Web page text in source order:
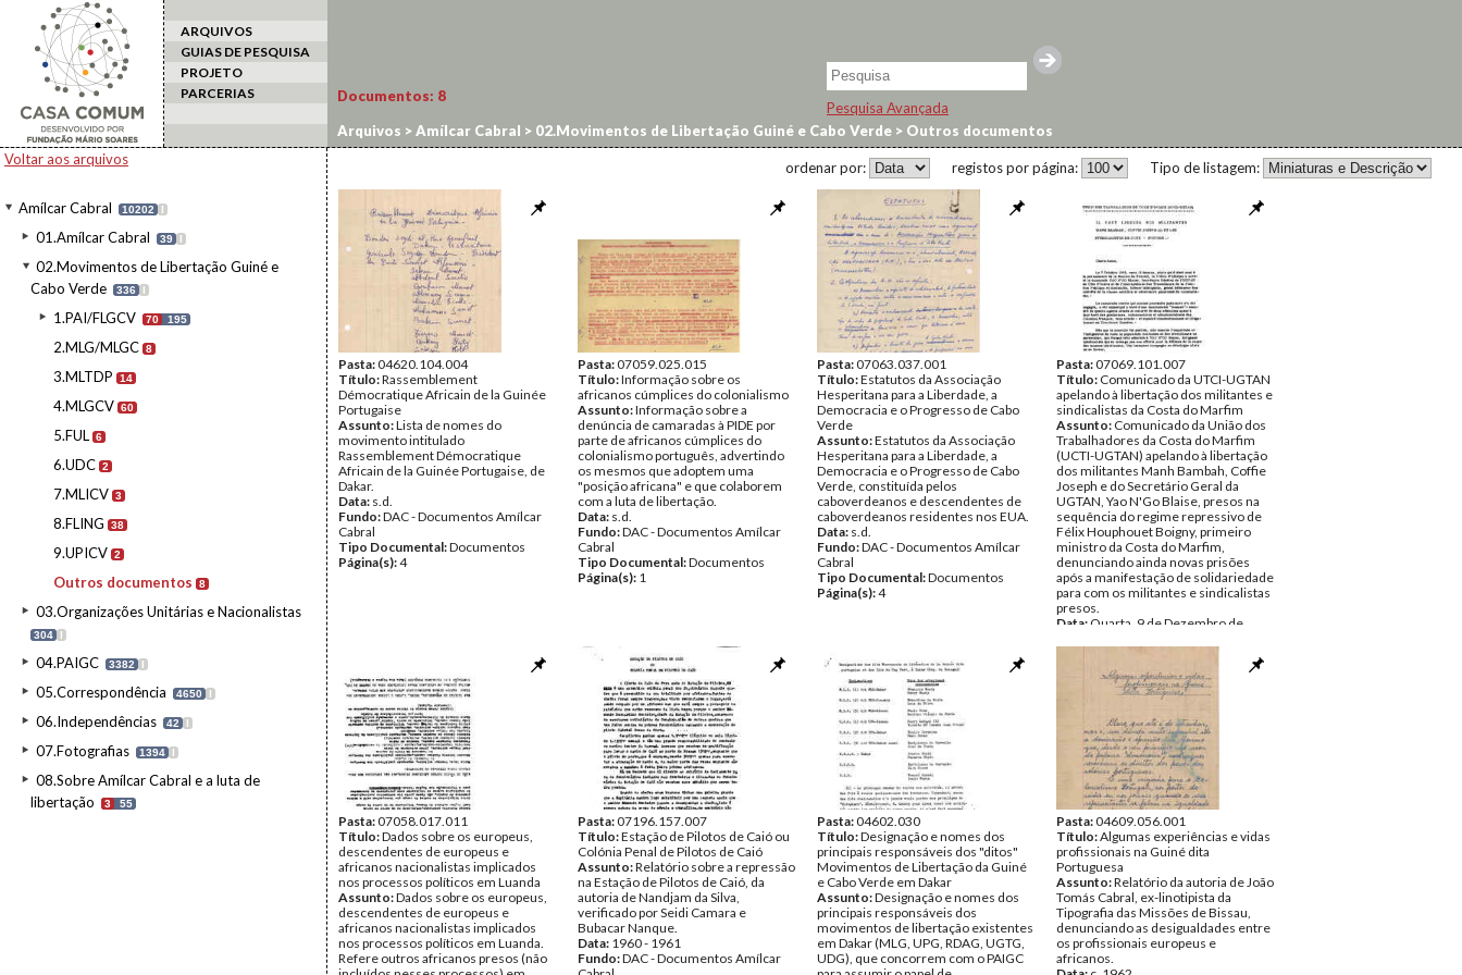
ARQUIVOS
GUIAS DE PESQUISA
PROJETO
PARCERIAS
Pesquisa Avançada
Voltar aos arquivos
Amílcar Cabral 10202 I
01.Amílcar Cabral 39 I
02.Movimentos de Libertação Guiné e
Cabo Verde
336 I
1.PAI/FLGCV 70 195
2.MLG/MLGC 8
3.MLTDP 14
4.MLGCV 60
5.FUL 6
6.UDC 2
7.MLICV 3
8.FLING 38
9.UPICV 2
Outros documentos 8
03.Organizações Unitárias e Nacionalistas
304 I
04.PAIGC 3382 I
05.Correspondência 4650 I
06.Independências 42 I
07.Fotografias 1394 I
08.Sobre Amílcar Cabral e a luta de
libertação
3 55
Documentos: 8
Arquivos >Amílcar Cabral > 02.Movimentos de Libertação Guiné e Cabo Verde > Outros documentos
Tipo de listagem:
registos por página:
ordenar por:
Pasta:04620.104.004
Título:Rassemblement
Démocratique Africain de la Guinée
Portugaise
Assunto:Lista de nomes do
movimento intitulado
Rassemblement Démocratique
Africain de la Guinée Portugaise, de
Dakar.
Data: s.d.
Fundo:DAC - Documentos Amílcar
Cabral
Tipo Documental:Documentos
Página(s):4
Pasta:07059.025.015
Título:Informação sobre os
africanos cúmplices do colonialismo
Assunto:Informação sobre a
denúncia de camaradas à PIDE por
parte de africanos cúmplices do
colonialismo português, advertindo
os mesmos que adoptem uma
"posição africana" e que colaborem
com a luta de libertação.
Data: s.d.
Fundo:DAC - Documentos Amílcar
Cabral
Tipo Documental:Documentos
Página(s): 1
Pasta:07063.037.001
Título:Estatutos da Associação
Hesperitana para a Liberdade, a
Democracia e o Progresso de Cabo
Verde
Assunto:Estatutos da Associação
Hesperitana para a Liberdade, a
Democracia e o Progresso de Cabo
Verde, constituída pelos
caboverdeanos e descendentes de
caboverdeanos residentes nos EUA.
Data: s.d.
Fundo:DAC - Documentos Amílcar
Cabral
Tipo Documental:Documentos
Página(s):4
Pasta:07069.101.007
Título: Comunicado da UTCI-UGTAN
apelando à libertação dos militantes e
sindicalistas da Costa do Marfim
Assunto: Comunicado da União dos
Trabalhadores da Costa do Marfim
(UCTI-UGTAN) apelando à libertação
dos militantes Manh Bambah, Coffie
Joseph e do Secretário Geral da
UGTAN, Yao N'Go Blaise, presos na
sequência do regime repressivo de
Félix Houphouet Boigny, primeiro
ministro da Costa do Marfim,
denunciando ainda novas prisões
após a manifestação de solidariedade
para com os militantes e sindicalistas
presos.
Data: Quarta, 9 de Dezembro de
DAC - Documentos Amílcar
Tipo Documental:Documentos
3
Pasta:07058.017.011
Título:Dados sobre os europeus,
descendentes de europeus e
africanos nacionalistas implicados
nos processos políticos em Luanda
Assunto:Dados sobre os europeus,
descendentes de europeus e
africanos nacionalistas implicados
nos processos políticos em Luanda.
Refere outros africanos presos (não
Pasta:07196.157.007
Título:Estação de Pilotos de Caió ou
Colónia Penal de Pilotos de Caió
Assunto:Relatório sobre a repressão
na Estação de Pilotos de Caió, da
autoria de Nandjam da Silva,
verificado por Seidi Camara e
Bubacar Nanque.
Data: 1960 - 1961
Fundo:DAC - Documentos Amílcar
Pasta:04602.030
Título:Designação e nomes dos
principais responsáveis dos "ditos"
Movimentos de Libertação da Guiné
e Cabo Verde em Dakar
Assunto:Designação e nomes dos
principais responsáveis dos
movimentos de libertação existentes
em Dakar (MLG, UPG, RDAG, UGTG,
UDG), que concorrem com o PAIGC
Pasta:04609.056.001
Título:Algumas experiências e vidas
profissionais na Guiné dita
Portuguesa
Assunto:Relatório da autoria de João
Tomás Cabral, ex-linotipista da
Tipografia das Missões de Bissau,
denunciando as desigualdades entre
os profissionais europeus e
africanos.